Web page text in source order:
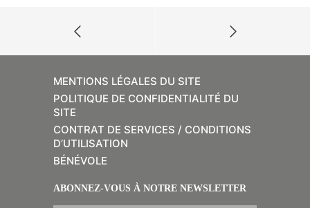
MENTIONS LÉGALES DU SITE
POLITIQUE DE CONFIDENTIALITÉ DU
SITE
CONTRAT DE SERVICES / CONDITIONS
D’UTILISATION
BÉNÉVOLE
ABONNEZ-VOUS À NOTRE NEWSLETTER